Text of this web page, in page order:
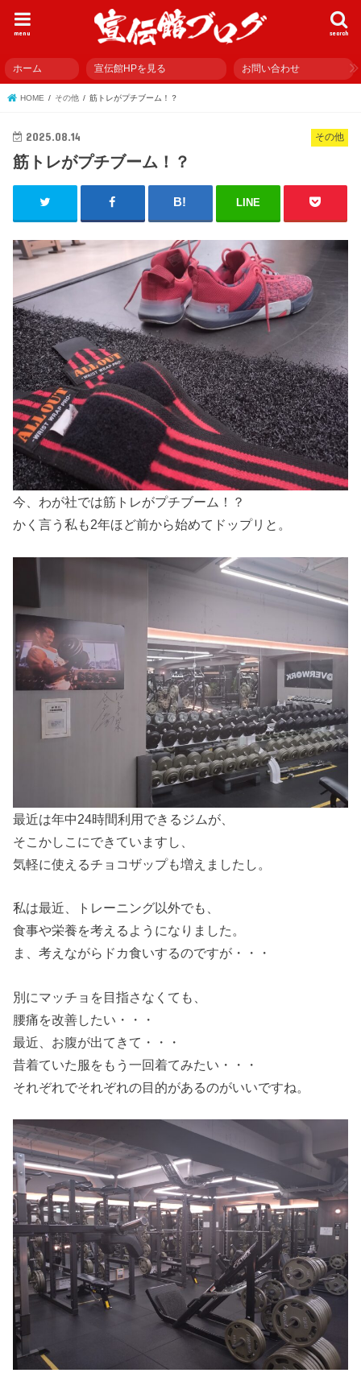
search
menu
ホーム 宣伝館HPを見る お問い合わせ
HOME その他 筋トレがプチブーム！？
その他
2025.08.14
筋トレがプチブーム！？
LINE
今、わが社では筋トレがプチブーム！？
かく言う私も2年ほど前から始めてドップリと。
最近は年中24時間利用できるジムが、
そこかしこにできていますし、
気軽に使えるチョコザップも増えましたし。
私は最近、トレーニング以外でも、
食事や栄養を考えるようになりました。
ま、考えながらドカ食いするのですが・・・
別にマッチョを目指さなくても、
腰痛を改善したい・・・
最近、お腹が出てきて・・・
昔着ていた服をもう一回着てみたい・・・
それぞれでそれぞれの目的があるのがいいですね。